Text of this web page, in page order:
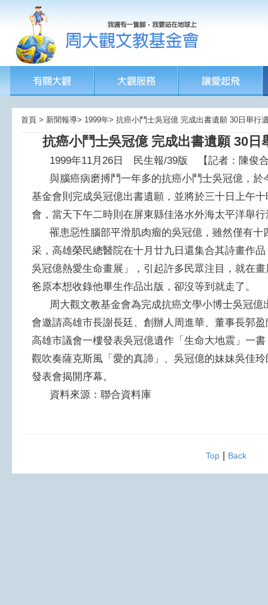
首頁 > 新聞報導> 1999年> 抗癌小鬥士吳冠億 完成出書遺願 30日舉行
抗癌小鬥士吳冠億 完成出書遺願 30日
1999年11月26日 民生報/39版 【記者：陳俊合
與腦癌病磨搏鬥一年多的抗癌小鬥士吳冠億，於
基金會則完成吳冠億出書遺願，並將於三十日上午
會，當天下午二時則在屏東縣佳洛水外海太平洋舉
罹患惡性腦部平滑肌肉瘤的吳冠億，雖然僅有十
采，高雄榮民總醫院在十月廿九日還集合其詩畫作
吳冠億熱愛生命畫展」，引起許多民眾注目，就在
爸原本想收錄他畢生作品出版，卻沒等到就走了。
周大觀文教基金會為完成抗癌文學小博士吳冠億
會邀請高雄市長謝長廷、創辦人周進華、董事長郭
高雄市議會一樓發表吳冠億遺作「生命大地震」一
觀吹奏薩克斯風「愛的真諦」、吳冠億的妹妹吳佳
發表會揭開序幕。
資料來源：聯合資料庫
Top| Back